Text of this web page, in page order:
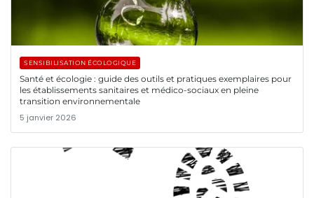
SENSIBILISATION ÉCOLOGIQUE
Santé et écologie : guide des outils et pratiques exemplaires pour
les établissements sanitaires et médico-sociaux en pleine
transition environnementale
5 janvier 2026